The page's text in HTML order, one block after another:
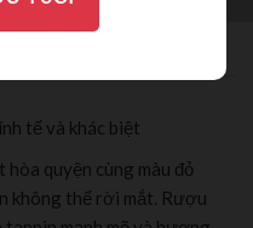
tế và khác biệt
quyện cùng màu đỏ
không thể rời mắt. Rượu